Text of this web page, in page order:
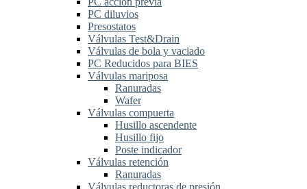
PC diluvios
Presostatos
Válvulas Test&Drain
Válvulas de bola y vaciado
PC Reducidos para BIES
Válvulas mariposa
Ranuradas
Wafer
Válvulas compuerta
Husillo ascendente
Husillo fijo
Poste indicador
Válvulas retención
Ranuradas
Válvulas reductoras de presión